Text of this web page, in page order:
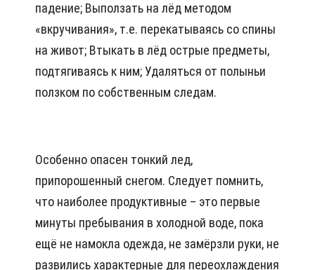
падение; Выползать на лёд методом
«вкручивания», т.е. перекатываясь со спины
на живот; Втыкать в лёд острые предметы,
подтягиваясь к ним; Удаляться от полыньи
ползком по собственным следам.
Особенно опасен тонкий лед,
припорошенный снегом. Следует помнить,
что наиболее продуктивные – это первые
минуты пребывания в холодной воде, пока
ещё не намокла одежда, не замёрзли руки, не
развились характерные для переохлаждения